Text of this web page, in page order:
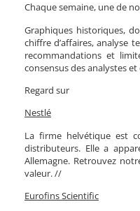
Chaque semaine, une de
Graphiques historiques,
chiffre d’affaires, analyse
recommandations et
consensus des analystes
Regard sur
Nestlé
La firme helvétique est
distributeurs. Elle a
Allemagne. Retrouvez
valeur. //
Eurofins Scientific